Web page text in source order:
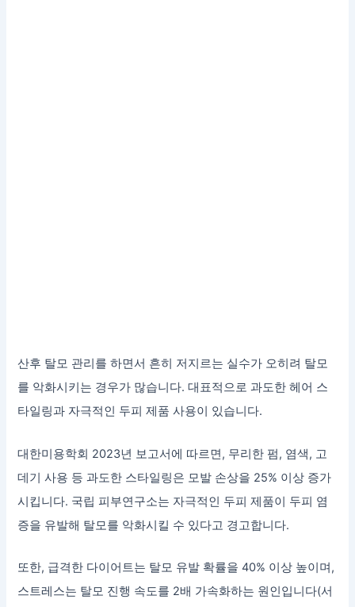
산후 탈모 관리를 하면서 흔히 저지르는 실수가 오히려 탈모
를 악화시키는 경우가 많습니다. 대표적으로 과도한 헤어 스
타일링과 자극적인 두피 제품 사용이 있습니다.
대한미용학회 2023년 보고서에 따르면, 무리한 펌, 염색, 고
데기 사용 등 과도한 스타일링은 모발 손상을 25% 이상 증가
시킵니다. 국립 피부연구소는 자극적인 두피 제품이 두피 염
증을 유발해 탈모를 악화시킬 수 있다고 경고합니다.
또한, 급격한 다이어트는 탈모 유발 확률을 40% 이상 높이며,
스트레스는 탈모 진행 속도를 2배 가속화하는 원인입니다(서